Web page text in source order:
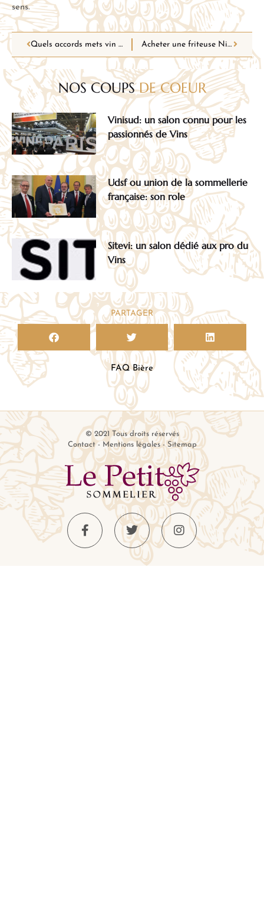
sens.
Quels accords mets vin avec le Chablis Feuille d’or et le Prosecco ? Acheter une friteuse Ninja Foodi grâce aux avis d’utilisateurs !
NOS COUPSDE COEUR
Vinisud: un salon connu pour les
passionnés de Vins
Udsf ou union de la sommellerie
française: son role
Sitevi: un salon dédié aux pro du
Vins
PARTAGER
FAQ Bière
© 2021 Tous droits réservés
Contact- Mentions légales-Sitemap